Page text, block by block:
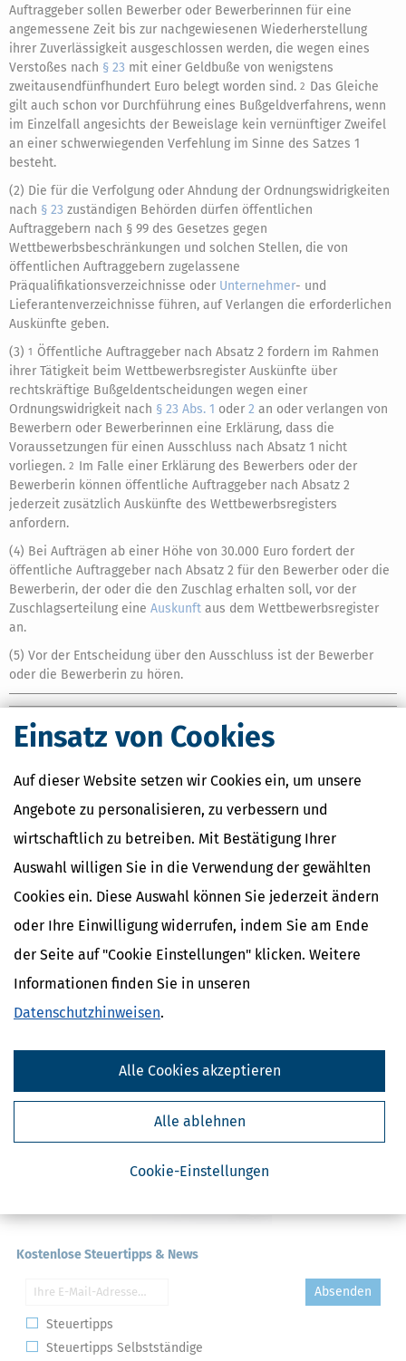
Einsatz von Cookies
Auf dieser Website setzen wir Cookies ein, um unsere
Angebote zu personalisieren, zu verbessern und
wirtschaftlich zu betreiben. Mit Bestätigung Ihrer
Auswahl willigen Sie in die Verwendung der gewählten
Cookies ein. Diese Auswahl können Sie jederzeit ändern
oder Ihre Einwilligung widerrufen, indem Sie am Ende
der Seite auf "Cookie Einstellungen" klicken. Weitere
Informationen finden Sie in unseren
Datenschutzhinweisen.
Cookie-Einstellungen
Alle ablehnen
Alle Cookies akzeptieren
Auftraggeber sollen Bewerber oder Bewerberinnen für eine
angemessene Zeit bis zur nachgewiesenen Wiederherstellung
ihrer Zuverlässigkeit ausgeschlossen werden, die wegen eines
Verstoßes nach § 23 mit einer Geldbuße von wenigstens
zweitausendfünfhundert Euro belegt worden sind. 2 Das Gleiche
gilt auch schon vor Durchführung eines Bußgeldverfahrens, wenn
im Einzelfall angesichts der Beweislage kein vernünftiger Zweifel
an einer schwerwiegenden Verfehlung im Sinne des Satzes 1
besteht.
(2) Die für die Verfolgung oder Ahndung der Ordnungswidrigkeiten
nach § 23 zuständigen Behörden dürfen öffentlichen
Auftraggebern nach § 99 des Gesetzes gegen
Wettbewerbsbeschränkungen und solchen Stellen, die von
öffentlichen Auftraggebern zugelassene
Präqualifikationsverzeichnisse oder Unternehmer- und
Lieferantenverzeichnisse führen, auf Verlangen die erforderlichen
Auskünfte geben.
(3) 1 Öffentliche Auftraggeber nach Absatz 2 fordern im Rahmen
ihrer Tätigkeit beim Wettbewerbsregister Auskünfte über
rechtskräftige Bußgeldentscheidungen wegen einer
Ordnungswidrigkeit nach § 23 Abs. 1 oder 2 an oder verlangen von
Bewerbern oder Bewerberinnen eine Erklärung, dass die
Voraussetzungen für einen Ausschluss nach Absatz 1 nicht
vorliegen. 2 Im Falle einer Erklärung des Bewerbers oder der
Bewerberin können öffentliche Auftraggeber nach Absatz 2
jederzeit zusätzlich Auskünfte des Wettbewerbsregisters
anfordern.
(4) Bei Aufträgen ab einer Höhe von 30.000 Euro fordert der
öffentliche Auftraggeber nach Absatz 2 für den Bewerber oder die
Bewerberin, der oder die den Zuschlag erhalten soll, vor der
Zuschlagserteilung eine Auskunft aus dem Wettbewerbsregister
an.
(5) Vor der Entscheidung über den Ausschluss ist der Bewerber
oder die Bewerberin zu hören.
Ähnliche Themen
Beruf & Ausbildung
Vermögensplanung und Geldanlage
Geld im Alltag
Verwandte Lexikon-Begriffe
Abfindung
Abschlagszahlung
Anwesenheitsprämien
Apothekerzuschüsse
Kostenlose Steuertipps & News
Absenden
Steuertipps
Steuertipps Selbstständige